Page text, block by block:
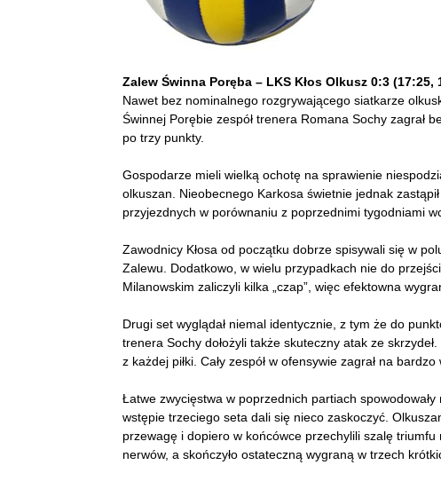
Zalew Świnna Poręba – LKS Kłos Olkusz 0:3 (17:25,
Nawet bez nominalnego rozgrywającego siatkarze
Świnnej Porębie zespół trenera Romana Sochy zagrał
po trzy punkty.
Gospodarze mieli wielką ochotę na sprawienie
olkuszan. Nieobecnego Karkosa świetnie jednak
przyjezdnych w porównaniu z poprzednimi tygodniami
Zawodnicy Kłosa od początku dobrze spisywali się w
Zalewu. Dodatkowo, w wielu przypadkach nie do
Milanowskim zaliczyli kilka „czap”, więc efektowna
Drugi set wyglądał niemal identycznie, z tym że do
trenera Sochy dołożyli także skuteczny atak ze
z każdej piłki. Cały zespół w ofensywie zagrał na
Łatwe zwycięstwa w poprzednich partiach
wstępie trzeciego seta dali się nieco zaskoczyć.
przewagę i dopiero w końcówce przechylili szalę
nerwów, a skończyło ostateczną wygraną w trzech